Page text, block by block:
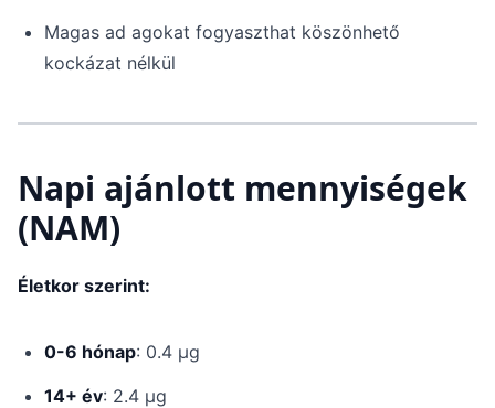
Magas ad agokat fogyaszthat köszönhető
kockázat nélkül
Napi ajánlott mennyiségek
(NAM)
Életkor szerint:
0-6 hónap: 0.4 μg
14+ év: 2.4 μg